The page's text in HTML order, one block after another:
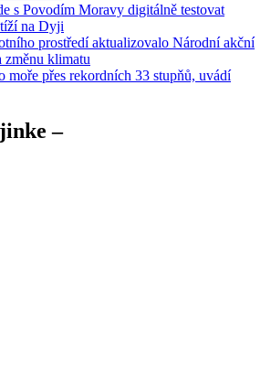
s Povodím Moravy digitálně testovat
na Dyji
prostředí aktualizovalo Národní akční
změnu klimatu
moře přes rekordních 33 stupňů, uvádí
–